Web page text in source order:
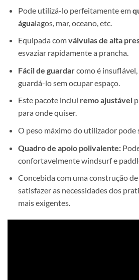
Pode utilizá-lo perfeitamente em
águalagos, mar, oceano, etc.
Equipada comválvulas de alta
esvaziar rapidamente a prancha.
Fácil de guardarcomo é
guardá-lo sem ocupar espaço.
Este pacote inclui remo ajustável
para onde quiser.
O peso máximo do utilizador pode
Quadro de apoio polivalente:
confortavelmente windsurf e
Concebida com uma construção de
satisfazer as necessidades dos
mais exigentes.